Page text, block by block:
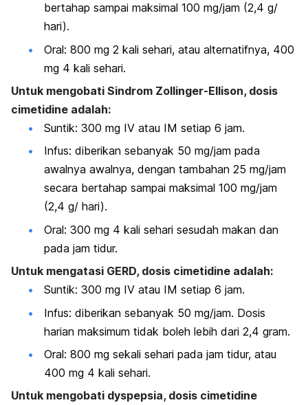
bertahap sampai maksimal 100 mg/jam (2,4 g/
hari).
Oral: 800 mg 2 kali sehari, atau alternatifnya, 400
mg 4 kali sehari.
Untuk mengobati Sindrom Zollinger-Ellison, dosis
cimetidine adalah:
Suntik: 300 mg IV atau IM setiap 6 jam.
Infus: diberikan sebanyak 50 mg/jam pada
awalnya awalnya, dengan tambahan 25 mg/jam
secara bertahap sampai maksimal 100 mg/jam
(2,4 g/ hari).
Oral: 300 mg 4 kali sehari sesudah makan dan
pada jam tidur.
Untuk mengatasi GERD, dosis cimetidine adalah:
Suntik: 300 mg IV atau IM setiap 6 jam.
Infus: diberikan sebanyak 50 mg/jam. Dosis
harian maksimum tidak boleh lebih dari 2,4 gram.
Oral: 800 mg sekali sehari pada jam tidur, atau
400 mg 4 kali sehari.
Untuk mengobati dyspepsia, dosis cimetidine